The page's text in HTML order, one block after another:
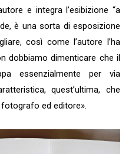
e integra l’esibizione “a
è una sorta di esposizione
così come l’autore l’ha
dobbiamo dimenticare che il
essenzialmente per via
quest’ultima, che
ed editore».